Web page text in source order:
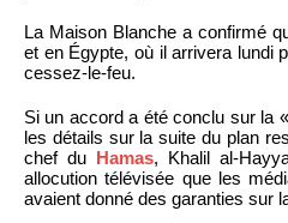
La Maison Blanche a confirmé
et en Égypte, où il arrivera lundi
cessez-le-feu.
Si un accord a été conclu sur la
les détails sur la suite du plan
chef du Hamas, Khalil al-
allocution télévisée que les
avaient donné des garanties sur